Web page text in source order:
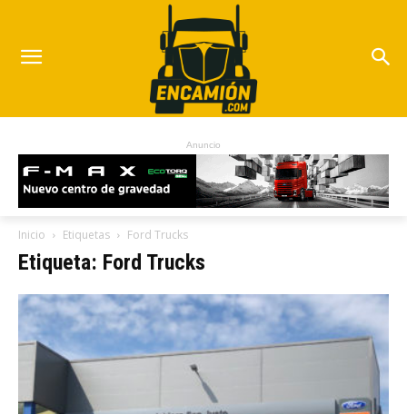
Anuncio
Inicio Etiquetas Ford Trucks
Etiqueta: Ford Trucks